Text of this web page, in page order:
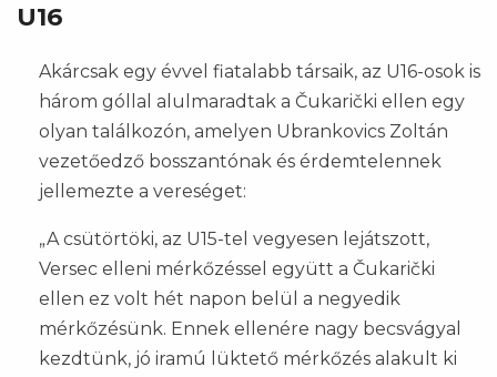
U16
Akárcsak egy évvel fiatalabb társaik, az U16-osok is
három góllal alulmaradtak a Čukarički ellen egy
olyan találkozón, amelyen Ubrankovics Zoltán
vezetőedző bosszantónak és érdemtelennek
jellemezte a vereséget:
„A csütörtöki, az U15-tel vegyesen lejátszott,
Versec elleni mérkőzéssel együtt a Čukarički
ellen ez volt hét napon belül a negyedik
mérkőzésünk. Ennek ellenére nagy becsvágyal
kezdtünk, jó iramú lüktető mérkőzés alakult ki